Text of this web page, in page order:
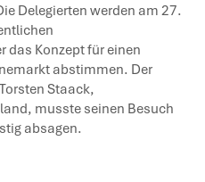
Delegierten werden am 27.
das Konzept für einen
abstimmen. Der
Staack,
musste seinen Besuch
absagen.